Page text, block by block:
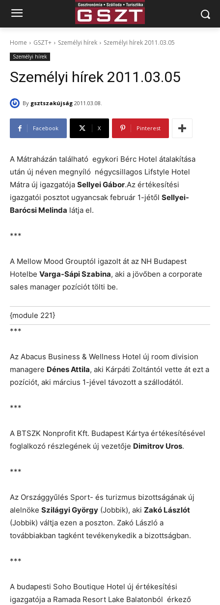
Home GSZT+ Személyi hírek Személyi hírek 2011.03.05
Személyi hírek
Személyi hírek 2011.03.05
By gsztszakújság 2011.03.08.
Facebook X Pinterest
A Mátraházán található egykori Bérc Hotel átalakítása
után új néven megnyíló négycsillagos Lifstyle Hotel
Mátra új igazgatója Sellyei Gábor.Az értékesítési
igazgatói posztot ugyancsak február 1-jétől Sellyei-
Barócsi Melinda látja el.
***
A Mellow Mood Grouptól igazolt át az NH Budapest
Hotelbe Varga-Sápi Szabina, aki a jövőben a corporate
sales manager pozíciót tölti be.
{module 221}
***
Az Abacus Business & Wellness Hotel új room division
managere Dénes Attila, aki Kárpáti Zoltántól vette át ezt a
pozíciót, aki március 1-jével távozott a szállodától.
***
A BTSZK Nonprofit Kft. Budapest Kártya értékesítésével
foglalkozó részlegének új vezetője Dimitrov Uros.
***
Az Országgyűlés Sport- és turizmus bizottságának új
alelnöke Szilágyi György (Jobbik), aki Zakó Lászlót
(Jobbik) váltja ezen a poszton. Zakó László a
továbbiakban tagként tevékenykedik a bizottságban.
***
A budapesti Soho Boutique Hotel új értékesítési
igazgatója a Ramada Resort Lake Balatonból érkező